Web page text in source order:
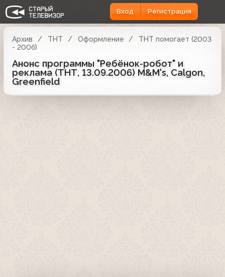
Вход Регистрация
Архив ТНТ Оформление
ТНТ помогает (2003
- 2006)
Анонс программы "Ребёнок-робот" и
реклама (ТНТ, 13.09.2006) M&M's, Calgon,
Greenfield